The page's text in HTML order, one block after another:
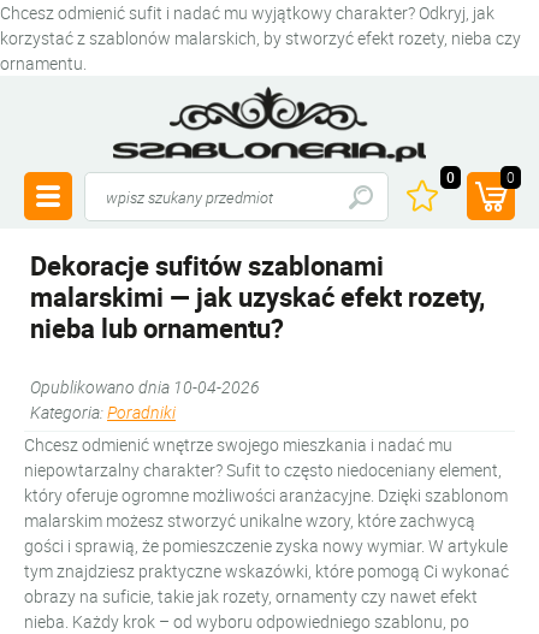
Chcesz odmienić sufit i nadać mu wyjątkowy charakter? Odkryj, jak
korzystać z szablonów malarskich, by stworzyć efekt rozety, nieba czy
ornamentu.
0 0
Dekoracje sufitów szablonami
malarskimi — jak uzyskać efekt rozety,
nieba lub ornamentu?
Opublikowano dnia 10-04-2026
Kategoria:Poradniki
Chcesz odmienić wnętrze swojego mieszkania i nadać mu
niepowtarzalny charakter? Sufit to często niedoceniany element,
który oferuje ogromne możliwości aranżacyjne. Dzięki szablonom
malarskim możesz stworzyć unikalne wzory, które zachwycą
gości i sprawią, że pomieszczenie zyska nowy wymiar. W artykule
tym znajdziesz praktyczne wskazówki, które pomogą Ci wykonać
obrazy na suficie, takie jak rozety, ornamenty czy nawet efekt
nieba. Każdy krok – od wyboru odpowiedniego szablonu, po